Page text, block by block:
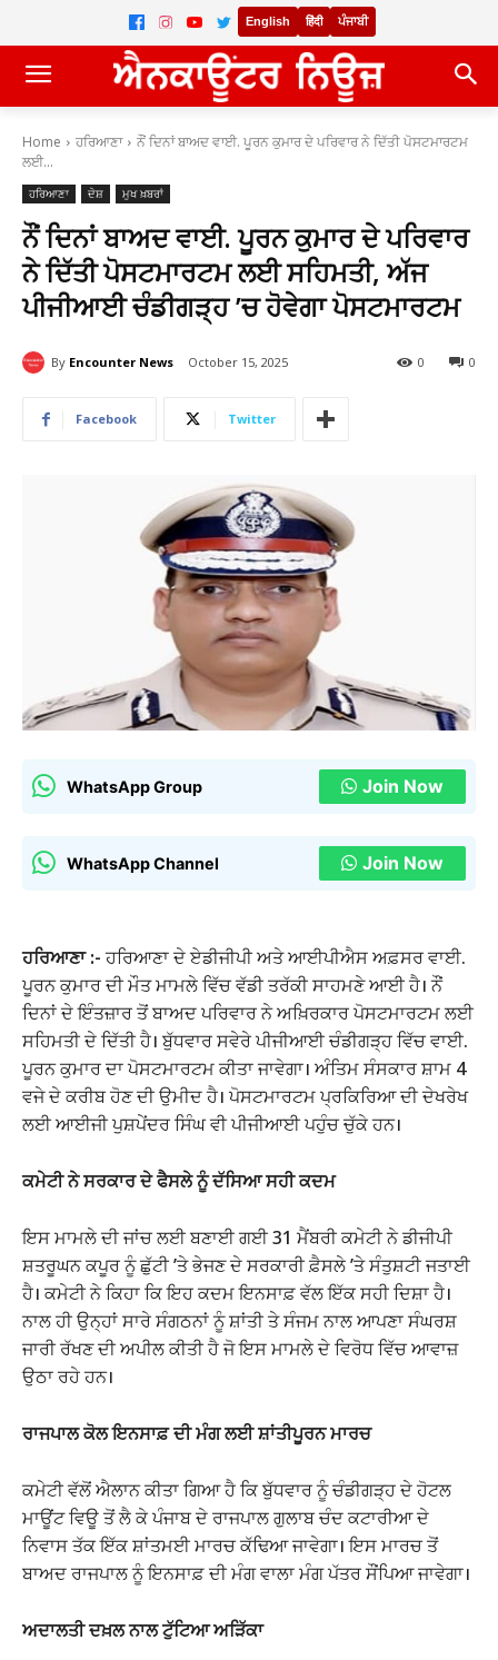
English हिंदी ਪੰਜਾਬੀ
Home ਹਰਿਆਣਾ
ਨੌਂ ਦਿਨਾਂ ਬਾਅਦ ਵਾਈ. ਪੂਰਨ ਕੁਮਾਰ ਦੇ ਪਰਿਵਾਰ ਨੇ ਦਿੱਤੀ ਪੋਸਟਮਾਰਟਮ
ਲਈ...
ਹਰਿਆਣਾ ਦੇਸ਼ ਮੁਖ ਖ਼ਬਰਾਂ
ਨੌਂ ਦਿਨਾਂ ਬਾਅਦ ਵਾਈ. ਪੂਰਨ ਕੁਮਾਰ ਦੇ ਪਰਿਵਾਰ
ਨੇ ਦਿੱਤੀ ਪੋਸਟਮਾਰਟਮ ਲਈ ਸਹਿਮਤੀ, ਅੱਜ
ਪੀਜੀਆਈ ਚੰਡੀਗੜ੍ਹ ’ਚ ਹੋਵੇਗਾ ਪੋਸਟਮਾਰਟਮ
By Encounter News October 15, 2025 0
0
Facebook Twitter
WhatsApp Group Join Now
WhatsApp Channel Join Now
ਹਰਿਆਣਾ :-ਹਰਿਆਣਾ ਦੇ ਏਡੀਜੀਪੀ ਅਤੇ ਆਈਪੀਐਸ ਅਫ਼ਸਰ ਵਾਈ.
ਪੂਰਨ ਕੁਮਾਰ ਦੀ ਮੌਤ ਮਾਮਲੇ ਵਿੱਚ ਵੱਡੀ ਤਰੱਕੀ ਸਾਹਮਣੇ ਆਈ ਹੈ। ਨੌਂ
ਦਿਨਾਂ ਦੇ ਇੰਤਜ਼ਾਰ ਤੋਂ ਬਾਅਦ ਪਰਿਵਾਰ ਨੇ ਅਖ਼ਿਰਕਾਰ ਪੋਸਟਮਾਰਟਮ ਲਈ
ਸਹਿਮਤੀ ਦੇ ਦਿੱਤੀ ਹੈ। ਬੁੱਧਵਾਰ ਸਵੇਰੇ ਪੀਜੀਆਈ ਚੰਡੀਗੜ੍ਹ ਵਿੱਚ ਵਾਈ.
ਪੂਰਨ ਕੁਮਾਰ ਦਾ ਪੋਸਟਮਾਰਟਮ ਕੀਤਾ ਜਾਵੇਗਾ। ਅੰਤਿਮ ਸੰਸਕਾਰ ਸ਼ਾਮ 4
ਵਜੇ ਦੇ ਕਰੀਬ ਹੋਣ ਦੀ ਉਮੀਦ ਹੈ। ਪੋਸਟਮਾਰਟਮ ਪ੍ਰਕਿਰਿਆ ਦੀ ਦੇਖਰੇਖ
ਲਈ ਆਈਜੀ ਪੁਸ਼ਪੇਂਦਰ ਸਿੰਘ ਵੀ ਪੀਜੀਆਈ ਪਹੁੰਚ ਚੁੱਕੇ ਹਨ।
ਕਮੇਟੀ ਨੇ ਸਰਕਾਰ ਦੇ ਫੈਸਲੇ ਨੂੰ ਦੱਸਿਆ ਸਹੀ ਕਦਮ
ਇਸ ਮਾਮਲੇ ਦੀ ਜਾਂਚ ਲਈ ਬਣਾਈ ਗਈ 31 ਮੈਂਬਰੀ ਕਮੇਟੀ ਨੇ ਡੀਜੀਪੀ
ਸ਼ਤਰੂਘਨ ਕਪੂਰ ਨੂੰ ਛੁੱਟੀ ’ਤੇ ਭੇਜਣ ਦੇ ਸਰਕਾਰੀ ਫ਼ੈਸਲੇ ’ਤੇ ਸੰਤੁਸ਼ਟੀ ਜਤਾਈ
ਹੈ। ਕਮੇਟੀ ਨੇ ਕਿਹਾ ਕਿ ਇਹ ਕਦਮ ਇਨਸਾਫ਼ ਵੱਲ ਇੱਕ ਸਹੀ ਦਿਸ਼ਾ ਹੈ।
ਨਾਲ ਹੀ ਉਨ੍ਹਾਂ ਸਾਰੇ ਸੰਗਠਨਾਂ ਨੂੰ ਸ਼ਾਂਤੀ ਤੇ ਸੰਜਮ ਨਾਲ ਆਪਣਾ ਸੰਘਰਸ਼
ਜਾਰੀ ਰੱਖਣ ਦੀ ਅਪੀਲ ਕੀਤੀ ਹੈ ਜੋ ਇਸ ਮਾਮਲੇ ਦੇ ਵਿਰੋਧ ਵਿੱਚ ਆਵਾਜ਼
ਉਠਾ ਰਹੇ ਹਨ।
ਰਾਜਪਾਲ ਕੋਲ ਇਨਸਾਫ਼ ਦੀ ਮੰਗ ਲਈ ਸ਼ਾਂਤੀਪੂਰਨ ਮਾਰਚ
ਕਮੇਟੀ ਵੱਲੋਂ ਐਲਾਨ ਕੀਤਾ ਗਿਆ ਹੈ ਕਿ ਬੁੱਧਵਾਰ ਨੂੰ ਚੰਡੀਗੜ੍ਹ ਦੇ ਹੋਟਲ
ਮਾਊਂਟ ਵਿਊ ਤੋਂ ਲੈ ਕੇ ਪੰਜਾਬ ਦੇ ਰਾਜਪਾਲ ਗੁਲਾਬ ਚੰਦ ਕਟਾਰੀਆ ਦੇ
ਨਿਵਾਸ ਤੱਕ ਇੱਕ ਸ਼ਾਂਤਮਈ ਮਾਰਚ ਕੱਢਿਆ ਜਾਵੇਗਾ। ਇਸ ਮਾਰਚ ਤੋਂ
ਬਾਅਦ ਰਾਜਪਾਲ ਨੂੰ ਇਨਸਾਫ਼ ਦੀ ਮੰਗ ਵਾਲਾ ਮੰਗ ਪੱਤਰ ਸੌਂਪਿਆ ਜਾਵੇਗਾ।
ਅਦਾਲਤੀ ਦਖ਼ਲ ਨਾਲ ਟੁੱਟਿਆ ਅੜਿੱਕਾ